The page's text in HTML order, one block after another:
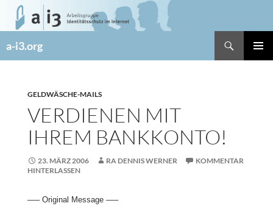
Zum
Inhalt
a-i3.org
GELDWÄSCHE-MAILS
VERDIENEN MIT
IHREM BANKKONTO!
23. MÄRZ 2006 RA DENNIS WERNER
KOMMENTAR
HINTERLASSEN
—– Original Message —–